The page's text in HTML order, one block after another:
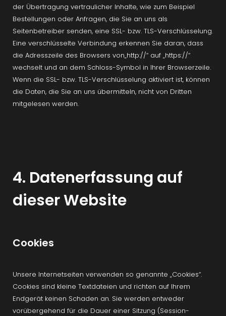
der Übertragung vertraulicher Inhalte, wie zum Beispiel
Bestellungen oder Anfragen, die Sie an uns als
Seitenbetreiber senden, eine SSL- bzw. TLS-Verschlüsselung.
Eine verschlüsselte Verbindung erkennen Sie daran, dass
die Adresszeile des Browsers von„http://“ auf „https://“
wechselt und an dem Schloss-Symbol in Ihrer Browserzeile.
Wenn die SSL- bzw. TLS-Verschlüsselung aktiviert ist, können
die Daten, die Sie an uns übermitteln, nicht von Dritten
mitgelesen werden.
4. Datenerfassung auf
dieser Website
Cookies
Unsere Internetseiten verwenden so genannte „Cookies“.
Cookies sind kleine Textdateien und richten auf Ihrem
Endgerät keinen Schaden an. Sie werden entweder
vorübergehend für die Dauer einer Sitzung (Session-